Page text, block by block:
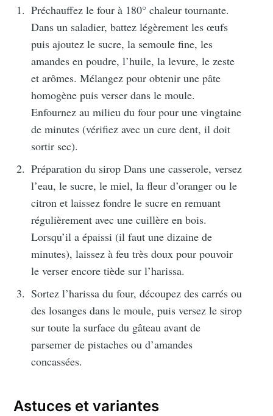
Préchauffez le four à 180° chaleur tournante.
Dans un saladier, battez légèrement les œufs
puis ajoutez le sucre, la semoule fine, les
amandes en poudre, l’huile, la levure, le zeste
et arômes. Mélangez pour obtenir une pâte
homogène puis verser dans le moule.
Enfournez au milieu du four pour une vingtaine
de minutes (vérifiez avec un cure dent, il doit
sortir sec).
Préparation du sirop Dans une casserole, versez
l’eau, le sucre, le miel, la fleur d’oranger ou le
citron et laissez fondre le sucre en remuant
régulièrement avec une cuillère en bois.
Lorsqu’il a épaissi (il faut une dizaine de
minutes), laissez à feu très doux pour pouvoir
le verser encore tiède sur l’harissa.
Sortez l’harissa du four, découpez des carrés ou
des losanges dans le moule, puis versez le sirop
sur toute la surface du gâteau avant de
parsemer de pistaches ou d’amandes
concassées.
Astuces et variantes
Recevez mes
meilleures recettes
chaque mois
Rejoignez plus de 1 600 abonnés.
Une newsletter par mois, des
recettes de saison et pour les fêtes
juives.
ou suivez-moi sur instagram!